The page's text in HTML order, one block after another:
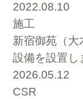
2022.08.10
施工
新宿御苑（大
設備を設置し
2026.05.12
CSR